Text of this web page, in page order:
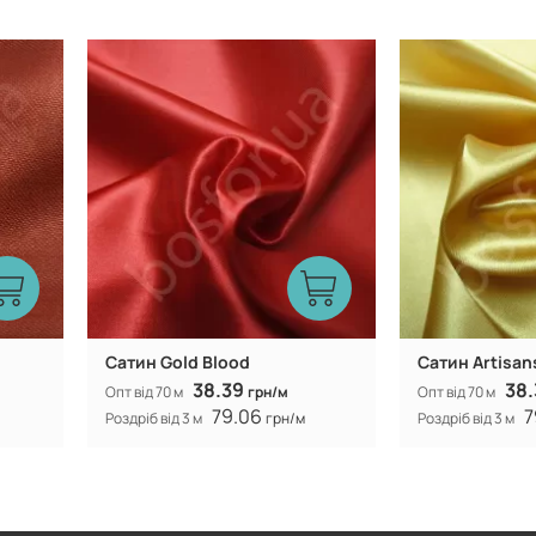
Виробник:
Caтин Gold Blood
Опт від 70 м 38.39 грн/м
Роздріб від 3 м 79.06 грн/м
Виробник:
Caтин
Опт від 70 м
Роздріб від 3 м